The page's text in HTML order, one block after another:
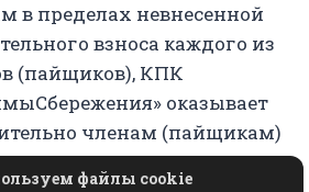
в пределах невнесенной
взноса каждого из
(пайщиков), КПК
оказывает
членам (пайщикам)
файлы cookie